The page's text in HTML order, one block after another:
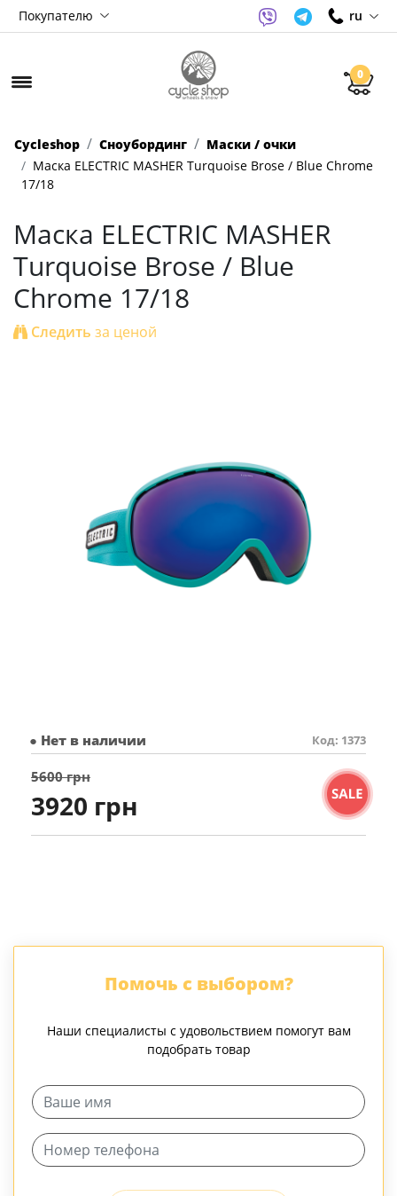
Покупателю ru
0
Cycleshop Сноубординг
Маски / очки
Маска ELECTRIC MASHER Turquoise Brose / Blue Chrome
17/18
Маска ELECTRIC MASHER
Turquoise Brose / Blue
Chrome 17/18
Следить за ценой
● Нет в наличии Код: 1373
5600 грн
3920 грн
Помочь с выбором?
Наши специалисты с удовольствием помогут вам
подобрать товар